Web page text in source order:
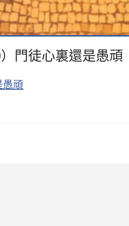
門徒心裏還是愚頑
愚頑